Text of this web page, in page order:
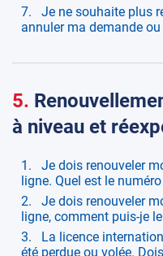
Je ne souhaite plus
annuler ma demande
5.
à niveau et
Je dois renouveler
ligne. Quel est le
Je dois renouveler
ligne, comment puis-je
La licence
été perdue ou volée.